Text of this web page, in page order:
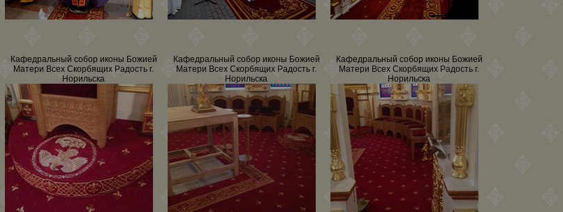
Кафедральный собор иконы Божией
Матери Всех Скорбящих Радость г.
Норильска
Кафедральный собор иконы Божией
Матери Всех Скорбящих Радость г.
Норильска
Кафедральный собор иконы Божией
Матери Всех Скорбящих Радость г.
Норильска